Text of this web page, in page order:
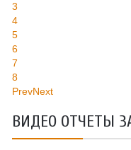
3
4
5
6
7
8
PrevNext
ВИДЕО ОТЧЕТЫ